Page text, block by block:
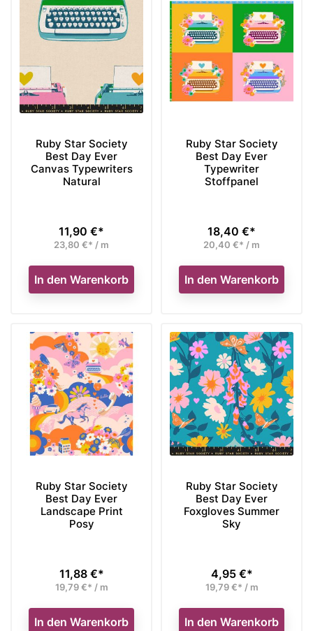
Ruby Star Society
Best Day Ever
Canvas Typewriters
Natural
Preis
11,90 €*
23,80 €* / m
In den Warenkorb
Ruby Star Society
Best Day Ever
Typewriter
Stoffpanel
Preis
18,40 €*
20,40 €* / m
In den Warenkorb
Ruby Star Society
Best Day Ever
Landscape Print
Posy
Preis
11,88 €*
19,79 €* / m
In den Warenkorb
Ruby Star Society
Best Day Ever
Foxgloves Summer
Sky
Preis
4,95 €*
19,79 €* / m
In den Warenkorb